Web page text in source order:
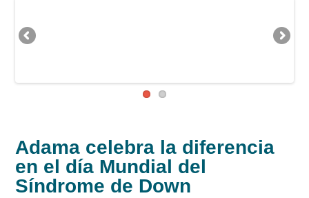
Adama celebra la diferencia
en el día Mundial del
Síndrome de Down